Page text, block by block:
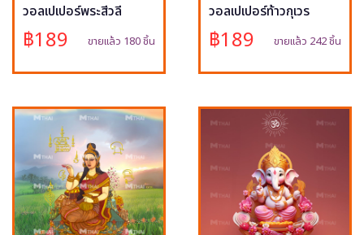
วอลเปเปอร์พระสีวลี
฿189 ขายแล้ว 180 ชิ้น
วอลเปเปอร์ท้าวกุเวร
฿189 ขายแล้ว 242 ชิ้น